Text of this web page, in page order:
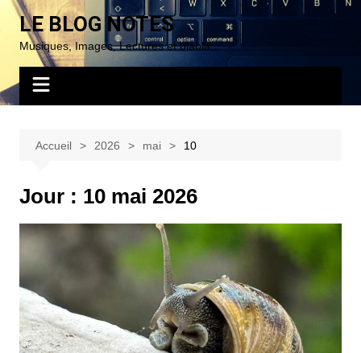
Aller
contenu
LE BLOG NOTES
Musiques, Images, Lectures et blabla…
Accueil 2026 mai 10
Jour : 10 mai 2026